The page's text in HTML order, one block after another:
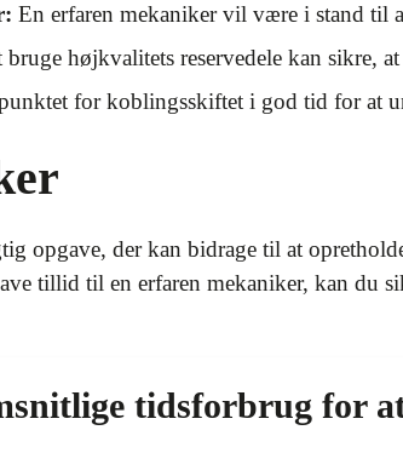
En erfaren mekaniker vil være i stand til
bruge højkvalitets reservedele kan sikre,
for koblingsskiftet i god tid for at
opgave, der kan bidrage til at
tillid til en erfaren mekaniker, kan du
tidsforbrug for